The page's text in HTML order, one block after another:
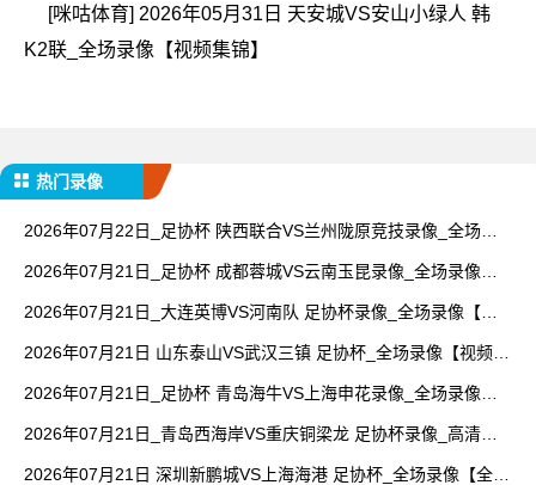
[咪咕体育] 2026年05月31日 天安城VS安山小绿人 韩
K2联_全场录像【视频集锦】
热门录像
2026年07月22日_足协杯 陕西联合VS兰州陇原竞技录像_全场录
2026年07月21日_足协杯 成都蓉城VS云南玉昆录像_全场录像
2026年07月21日_大连英博VS河南队 足协杯录像_全场录像【全
2026年07月21日 山东泰山VS武汉三镇 足协杯_全场录像【视频集
2026年07月21日_足协杯 青岛海牛VS上海申花录像_全场录像
2026年07月21日_青岛西海岸VS重庆铜梁龙 足协杯录像_高清录
2026年07月21日 深圳新鹏城VS上海海港 足协杯_全场录像【全场